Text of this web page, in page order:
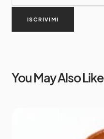
ISCRIVIMI
You May Also Like